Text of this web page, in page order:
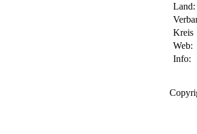
Land:
Kreis
Web:
Info: